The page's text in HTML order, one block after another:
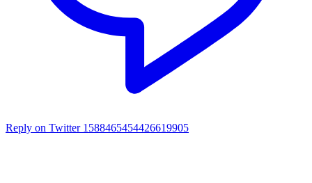
Reply on Twitter 1588465454426619905